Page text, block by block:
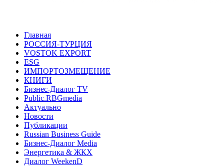
Главная
РОССИЯ-ТУРЦИЯ
VOSTOK EXPORT
ESG
ИМПОРТОЗМЕЩЕНИЕ
КНИГИ
Бизнес-Диалог TV
Public.RBGmedia
Актуально
Новости
Публикации
Russian Business Guide
Бизнес-Диалог Media
Энергетика & ЖКХ
Диалог WeekenD